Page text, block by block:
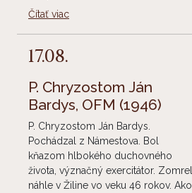
Čítať viac
17.08.
P. Chryzostom Ján
Bardys, OFM (1946)
P. Chryzostom Ján Bardys.
Pochádzal z Námestova. Bol
kňazom hlbokého duchovného
života, význačný exercitátor. Zomrel
náhle v Žiline vo veku 46 rokov. Ako